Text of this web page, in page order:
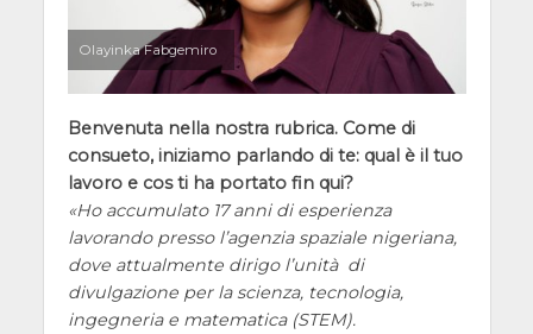
Olayinka Fabgemiro
Benvenuta nella nostra rubrica. Come di
consueto, iniziamo parlando di te: qual è il tuo
lavoro e cos ti ha portato fin qui?
Ho accumulato 17 anni di esperienza
lavorando presso l’agenzia spaziale nigeriana,
dove attualmente dirigo l’unità di
divulgazione per la scienza, tecnologia,
ingegneria e matematica (STEM).